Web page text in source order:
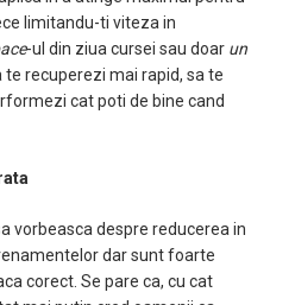
limitandu-ti viteza in
-ul din ziua cursei sau doar un
recuperezi mai rapid, sa te
cat poti de bine cand
vorbeasca despre reducerea in
dar sunt foarte
corect. Se pare ca, cu cat